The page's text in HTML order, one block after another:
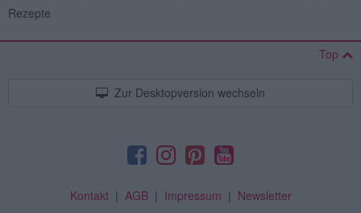
Rezepte
Top
Zur Desktopversion wechseln
Kontakt| AGB| Impressum | Newsletter